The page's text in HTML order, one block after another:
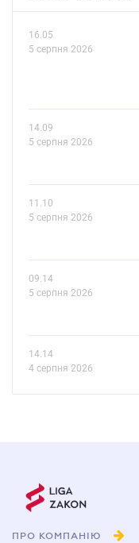
16.05
5 серпня 2026
14.09
5 серпня 2026
11.10
5 серпня 2026
09.14
5 серпня 2026
14.14
4 серпня 2026
ПРО КОМПАНІЮ